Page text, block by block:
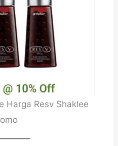
Harga Resv Shaklee